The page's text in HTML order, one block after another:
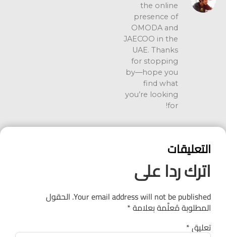
the online
presence of
OMODA and
JAECOO in the
UAE. Thanks
for stopping
by—hope you
find what
you’re looking
for!
التعليقات
اترك ردا على
Your email address will not be published. الحقول
المطلوبة مُعلَّمة بعلامة*
تعليق*